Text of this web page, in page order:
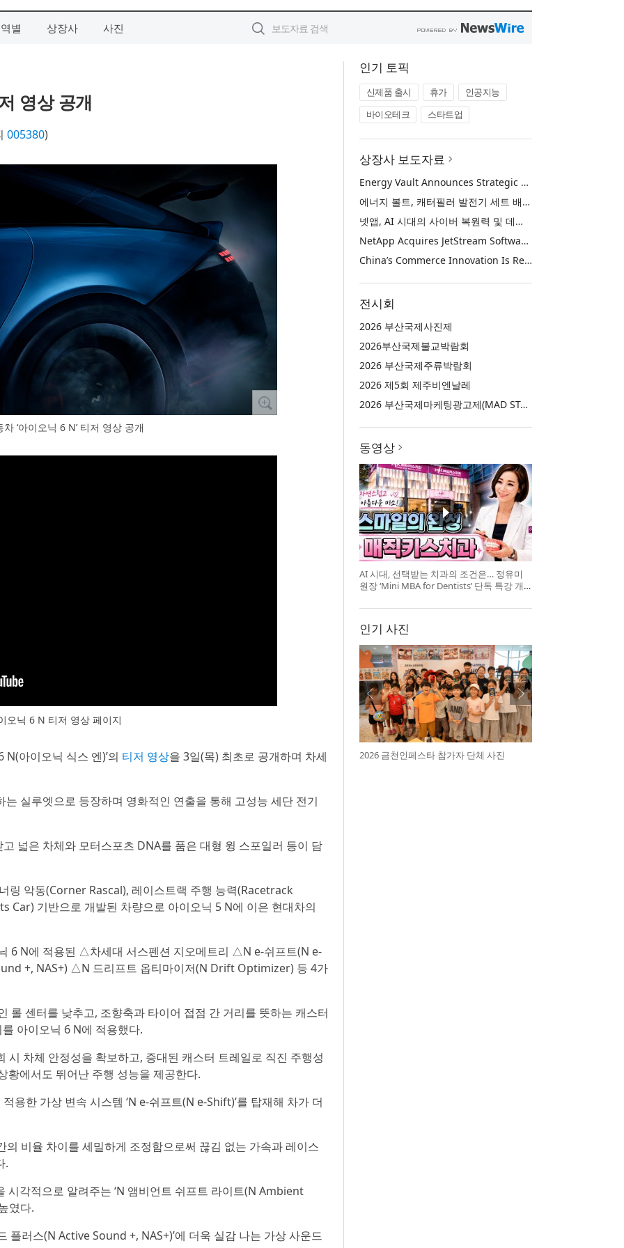
별 상장사 사진
영상 공개
005380)
‘아이오닉 6 N’ 티저 영상 공개
오닉 6 N 티저 영상 페이지
N(아이오닉 식스 엔)’의 티저 영상을 3일(목) 최초로 공개하며 차세
실루엣으로 등장하며 영화적인 연출을 통해 고성능 세단 전기
넓은 차체와 모터스포츠 DNA를 품은 대형 윙 스포일러 등이 담
링 악동(Corner Rascal), 레이스트랙 주행 능력(Racetrack
Car) 기반으로 개발된 차량으로 아이오닉 5 N에 이은 현대차의
6 N에 적용된 △차세대 서스펜션 지오메트리 △N e-쉬프트(N e-
+, NAS+) △N 드리프트 옵티마이저(N Drift Optimizer) 등 4가
롤 센터를 낮추고, 조향축과 타이어 접점 간 거리를 뜻하는 캐스터
아이오닉 6 N에 적용했다.
시 차체 안정성을 확보하고, 증대된 캐스터 트레일로 직진 주행성
황에서도 뛰어난 주행 성능을 제공한다.
용한 가상 변속 시스템 ‘N e-쉬프트(N e-Shift)’를 탑재해 차가 더
비율 차이를 세밀하게 조정함으로써 끊김 없는 가속과 레이스
.
시각적으로 알려주는 ‘N 앰비언트 쉬프트 라이트(N Ambient
였다.
플러스(N Active Sound +, NAS+)’에 더욱 실감 나는 가상 사운드
인기 토픽
신제품 출시 휴가
인공지능
바이오테크
스타트업
상장사 보도자료
Energy Vault Announces Strategic Agreement to Deploy 1.25 GW of Integrated Power Infrastructure for Hyperscaler AI Data Center with Leading Power Generation EPC Deploying Caterpillar Gensets
에너지 볼트, 캐터필러 발전기 세트 배치 중인 선도적인 발전 EPC를 통해 하이퍼스케일러 AI 데이터센터를 위한 1.25 GW 통합 전력 인프라 구축을 위한 전략적 계약 체결
넷앱, AI 시대의 사이버 복원력 및 데이터 보호 강화를 위해 젯스트림 소프트웨어 인수
NetApp Acquires JetStream Software to Advance Cyber Resilience and Data Protection for the AI Era
China’s Commerce Innovation Is Reshaping Global Retail
전시회
2026 부산국제사진제
2026부산국제불교박람회
2026 부산국제주류박람회
2026 제5회 제주비엔날레
2026 부산국제마케팅광고제(MAD STARS 2026)
동영상
AI 시대, 선택받는 치과의 조건은… 정유미
원장 ‘Mini MBA for Dentists’ 단독 특강 개
인기 사진
2026 금천인페스타 참가자 단체 사진